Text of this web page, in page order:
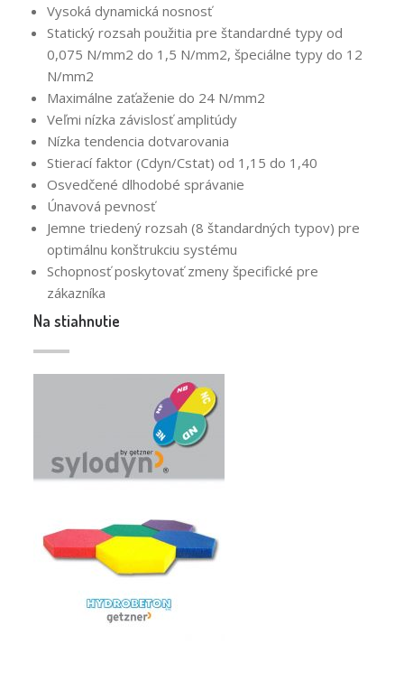
Vysoká dynamická nosnosť
Statický rozsah použitia pre štandardné typy od
0,075 N/mm2 do 1,5 N/mm2, špeciálne typy do 12
N/mm2
Maximálne zaťaženie do 24 N/mm2
Veľmi nízka závislosť amplitúdy
Nízka tendencia dotvarovania
Stierací faktor (Cdyn/Cstat) od 1,15 do 1,40
Osvedčené dlhodobé správanie
Únavová pevnosť
Jemne triedený rozsah (8 štandardných typov) pre
optimálnu konštrukciu systému
Schopnosť poskytovať zmeny špecifické pre
zákazníka
Na stiahnutie